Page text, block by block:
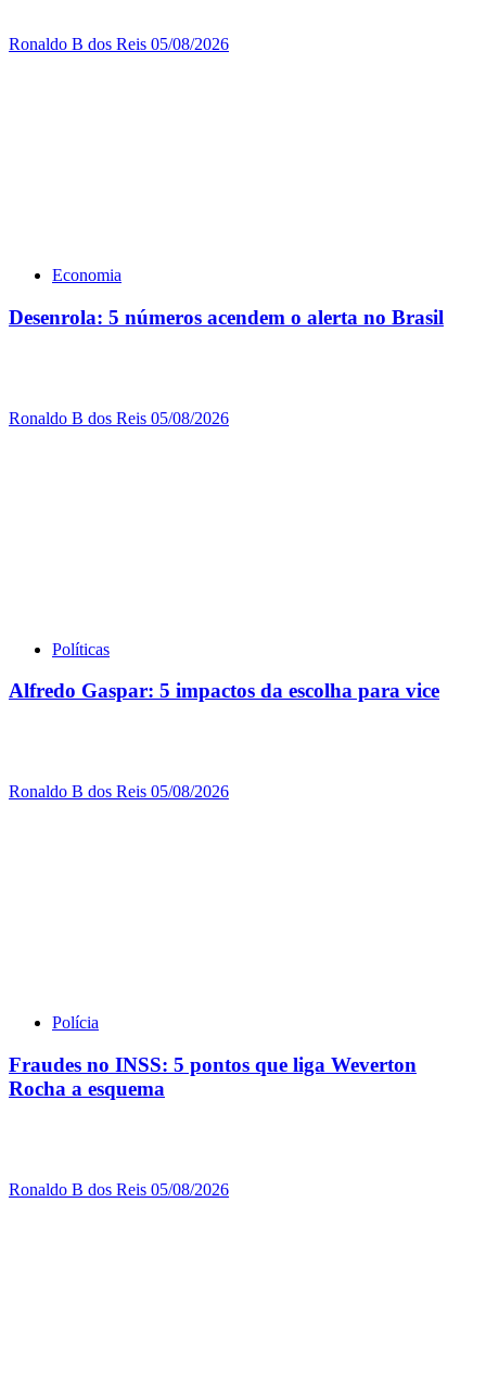
Ronaldo B dos Reis 05/08/2026
Economia
Desenrola: 5 números acendem o alerta no Brasil
Ronaldo B dos Reis 05/08/2026
Políticas
Alfredo Gaspar: 5 impactos da escolha para vice
Ronaldo B dos Reis 05/08/2026
Polícia
Fraudes no INSS: 5 pontos que liga Weverton
Rocha a esquema
Ronaldo B dos Reis 05/08/2026